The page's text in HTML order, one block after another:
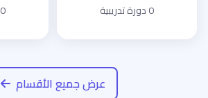
0 دورة تدريبية 0 دورة تدريبية
عرض جميع الأقسام